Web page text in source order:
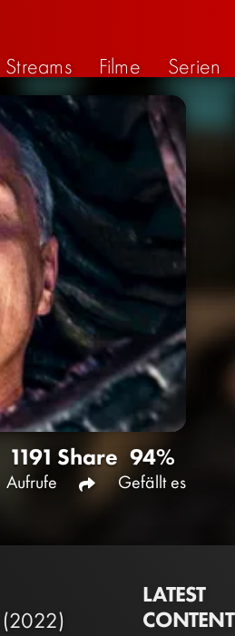
Streams Filme Serien
1191
Aufrufe
Share 94%
Gefällt es
(2022)
LATEST
CONTENT